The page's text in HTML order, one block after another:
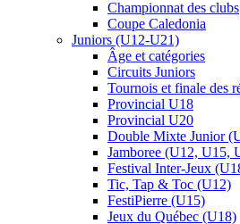
Championnat des clubs
Coupe Caledonia
Juniors (U12-U21)
Âge et catégories
Circuits Juniors
Tournois et finale des
Provincial U18
Provincial U20
Double Mixte Junior
Jamboree (U12, U15,
Festival Inter-Jeux
Tic, Tap & Toc (U12)
FestiPierre (U15)
Jeux du Québec (U18)